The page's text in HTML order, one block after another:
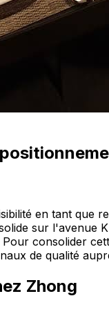
en tant que
sur l'avenue
consolider
de qualité
Zhong